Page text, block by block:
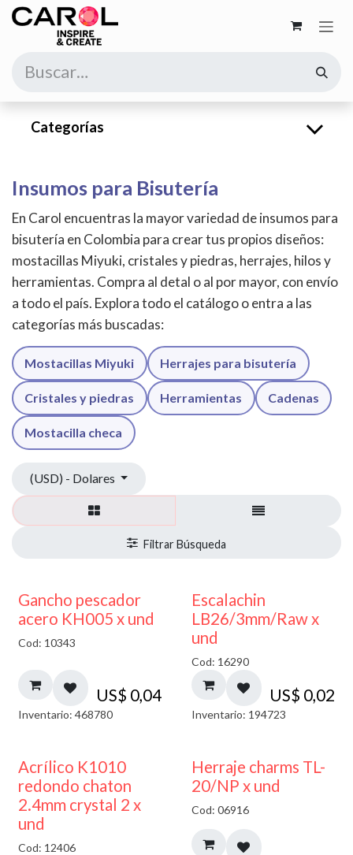
Ir al contenido
Categorías
Insumos para Bisutería
En Carol encuentras la mayor variedad de insumos para
bisutería en Colombia para crear tus propios diseños:
mostacillas Miyuki, cristales y piedras, herrajes, hilos y
herramientas. Compra al detal o al por mayor, con envío
a todo el país. Explora todo el catálogo o entra a las
categorías más buscadas:
Mostacillas Miyuki Herrajes para bisutería
Cristales y piedras Herramientas Cadenas
Mostacilla checa
(USD) - Dolares
Gancho pescador
acero KH005 x und
Cod: 10343
US$ 0,04
Inventario: 468780
Escalachin
LB26/3mm/Raw x
und
Cod: 16290
US$ 0,02
Inventario: 194723
50% DESCUENTO
Acrílico K1010
redondo chaton
2.4mm crystal 2 x
und
Cod: 12406
40% DESCUENTO
Herraje charms TL-
20/NP x und
Cod: 06916